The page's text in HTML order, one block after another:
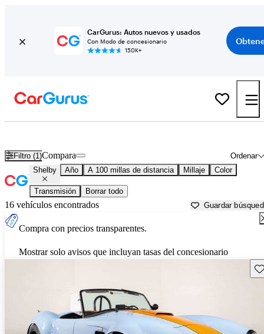
CarGurus: Autos nuevos y usados
Con Modo de concesionario
150K+
Filtro (1) Ordenar
Compara
Shelby Año A 100 millas de distancia Millaje Color
Transmisión Borrar todo
16 vehículos encontrados Guardar
Compra con precios transparentes.
Mostrar solo avisos que incluyan tasas del concesionario